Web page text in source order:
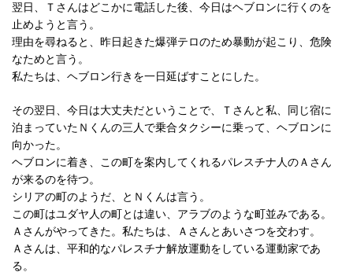
翌日、Ｔさんはどこかに電話した後、今日はヘブロンに行くのを
止めようと言う。
理由を尋ねると、昨日起きた爆弾テロのため暴動が起こり、危険
なためと言う。
私たちは、ヘブロン行きを一日延ばすことにした。
その翌日、今日は大丈夫だということで、Ｔさんと私、同じ宿に
泊まっていたＮくんの三人で乗合タクシーに乗って、ヘブロンに
向かった。
ヘブロンに着き、この町を案内してくれるパレスチナ人のＡさん
が来るのを待つ。
シリアの町のようだ、とＮくんは言う。
この町はユダヤ人の町とは違い、アラブのような町並みである。
Ａさんがやってきた。私たちは、Ａさんとあいさつを交わす。
Ａさんは、平和的なパレスチナ解放運動をしている運動家であ
る。